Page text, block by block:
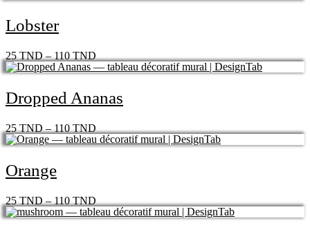
Lobster
25TND–110TND
Dropped Ananas
25TND–110TND
Orange
25TND–110TND